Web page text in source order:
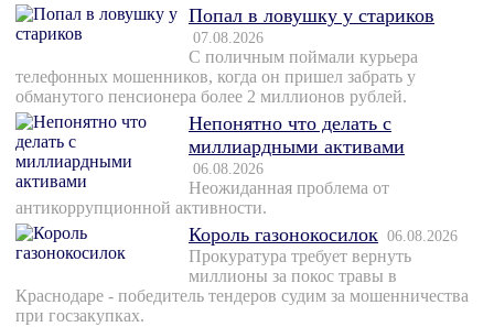
Попал в ловушку у стариков
07.08.2026
С поличным поймали курьера
телефонных мошенников, когда он пришел забрать у
обманутого пенсионера более 2 миллионов рублей.
Непонятно что делать с
миллиардными активами
06.08.2026
Неожиданная проблема от
антикоррупционной активности.
Король газонокосилок 06.08.2026
Прокуратура требует вернуть
миллионы за покос травы в
Краснодаре - победитель тендеров судим за мошенничества
при госзакупках.